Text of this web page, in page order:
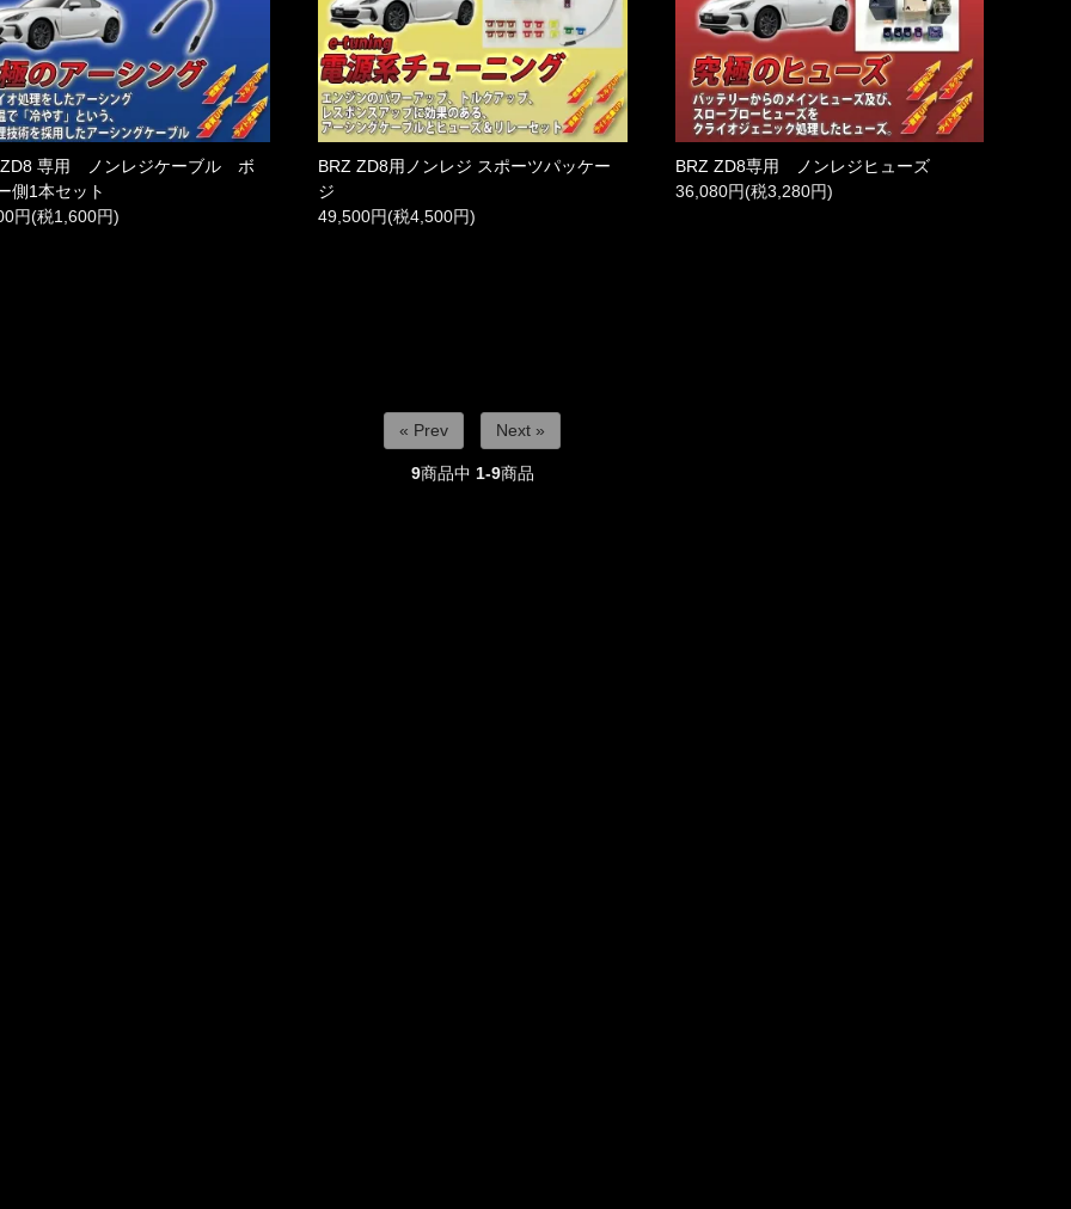
専用 ノンレジケーブル ボ
側1本セット
円(税1,600円)
BRZ ZD8用ノンレジ スポーツパッケー
ジ
49,500円(税4,500円)
BRZ ZD8専用 ノンレジヒューズ
36,080円(税3,280円)
« Prev Next »
9商品中 1-9商品